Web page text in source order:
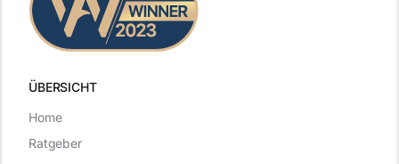
ÜBERSICHT
Home
Ratgeber